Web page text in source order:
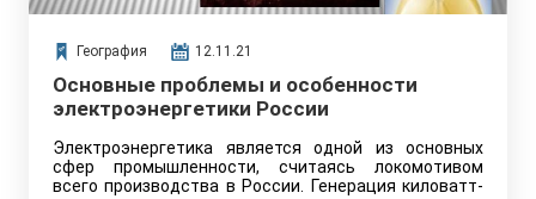
География 12.11.21
Основные проблемы и особенности
электроэнергетики России
Электроэнергетика является одной из основных
сфер промышленности, считаясь локомотивом
всего производства в России. Генерация киловатт-